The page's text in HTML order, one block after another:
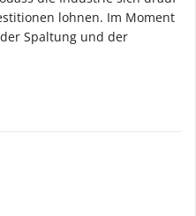
lohnen. Im Moment
Spaltung und der